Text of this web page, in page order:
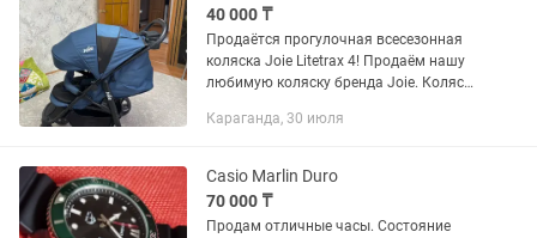
40 000 ₸
Продаётся прогулочная всесезонная
коляска Joie Litetrax 4! Продаём нашу
любимую коляску бренда Joie. Коляска
продуманная до мелочей. Покупали её
Караганда, 30 июля
Casio Marlin Duro
70 000 ₸
Продам отличные часы. Состояние